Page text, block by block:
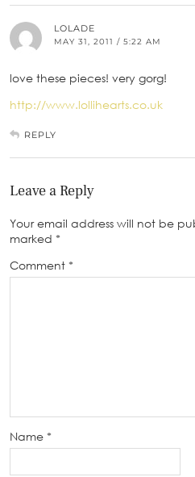
LOLADE
MAY 31, 2011 / 5:22 AM
love these pieces! very gorg!
http://www.lollihearts.co.uk
REPLY
Leave a Reply
Your email address will not be
marked *
Comment *
Name *